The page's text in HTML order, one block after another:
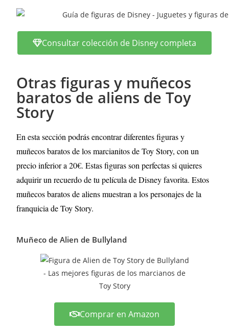
Consultar colección de Disney completa
Otras figuras y muñecos
baratos de aliens de Toy
Story
En esta sección podrás encontrar diferentes figuras y
muñecos baratos de los marcianitos de Toy Story, con un
precio inferior a 20€. Estas figuras son perfectas si quieres
adquirir un recuerdo de tu película de Disney favorita.Estos
muñecos baratos de aliens muestran a los personajes de la
franquicia de Toy Story.
Muñeco de Alien de Bullyland
Comprar en Amazon